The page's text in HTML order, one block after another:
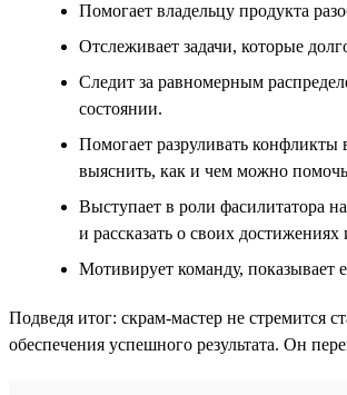
Помогает владельцу продукта
Отслеживает задачи, которые
Следит за равномерным
состоянии.
Помогает разруливать
выяснить, как и чем можно
Выступает в роли фасилитатора
и рассказать о своих достижениях
Мотивирует команду, показывает
Подведя итог: скрам-мастер не стремится
обеспечения успешного результата. Он